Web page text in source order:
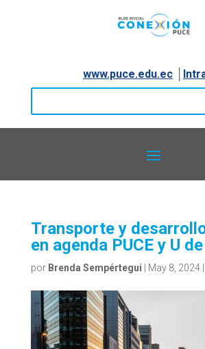
www.puce.edu.ec│
Transporte y
en agenda PUCE y U
por Brenda Sempértegui May 8, 2024|